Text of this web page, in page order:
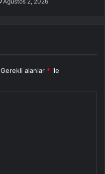
Gerekli alanlar * ile